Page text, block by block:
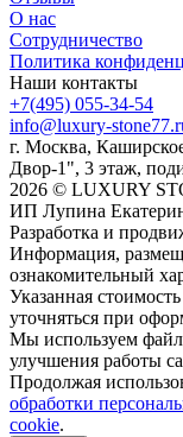
О нас
Сотрудничество
Политика
Наши контакты
+7(495) 055-34-54
info@luxury-
г. Москва,
Двор-1", 3 этаж,
2026 © LUXURY
ИП Лупина
Разработка и
Информация,
ознакомительный
Указанная
уточняться при
Мы используем
улучшения работы
Продолжая
обработки
cookie.